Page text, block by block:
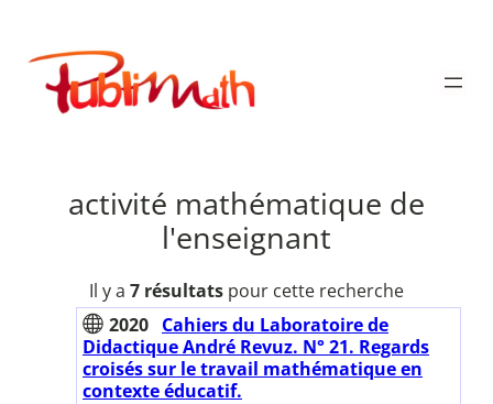
contenu
Publimath
activité mathématique de
l'enseignant
Il y a 7 résultats pour cette recherche
2020 Cahiers du Laboratoire de
Didactique André Revuz. N° 21. Regards
croisés sur le travail mathématique en
contexte éducatif.